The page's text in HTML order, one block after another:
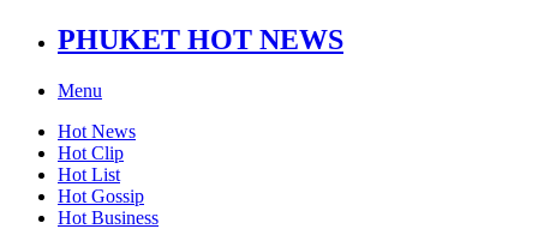
PHUKET HOT NEWS
Menu
Hot News
Hot Clip
Hot List
Hot Gossip
Hot Business